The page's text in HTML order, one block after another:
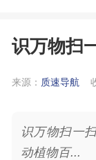
识万物扫
来源： 质速导航
识万物扫一
动植物百...